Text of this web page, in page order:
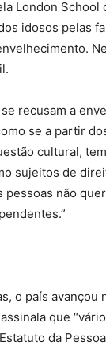
London School
idosos pelas
recusam a
se a partir
cultural,
sujeitos de
não
o país
que
da